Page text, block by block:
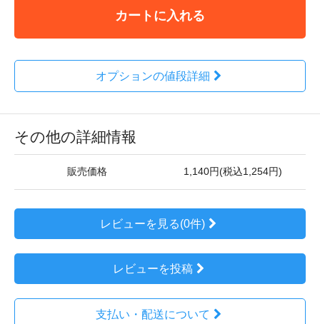
カートに入れる
オプションの値段詳細
その他の詳細情報
販売価格 1,140円(税込1,254円)
レビューを見る(0件)
レビューを投稿
支払い・配送について